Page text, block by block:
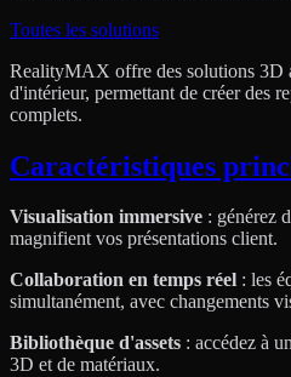
Toutes les solutions
RealityMAX offre des solutions 3D
d'intérieur, permettant de créer des
complets.
Caractéristiques
Visualisation immersive : générez
magnifient vos présentations client.
Collaboration en temps réel : les
simultanément, avec changements
Bibliothèque d'assets : accédez à
3D et de matériaux.